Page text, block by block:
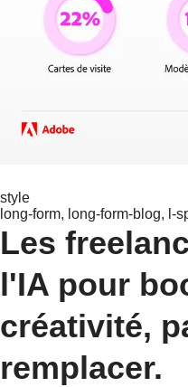
style
long-form, long-form-blog, l-
Les
l'IA pour
créativité,
remplacer.